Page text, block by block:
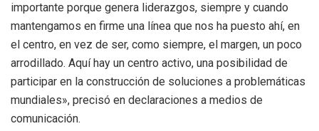
importante porque genera liderazgos, siempre y cuando
mantengamos en firme una línea que nos ha puesto ahí, en
el centro, en vez de ser, como siempre, el margen, un poco
arrodillado. Aquí hay un centro activo, una posibilidad de
participar en la construcción de soluciones a problemáticas
mundiales», precisó en declaraciones a medios de
comunicación.